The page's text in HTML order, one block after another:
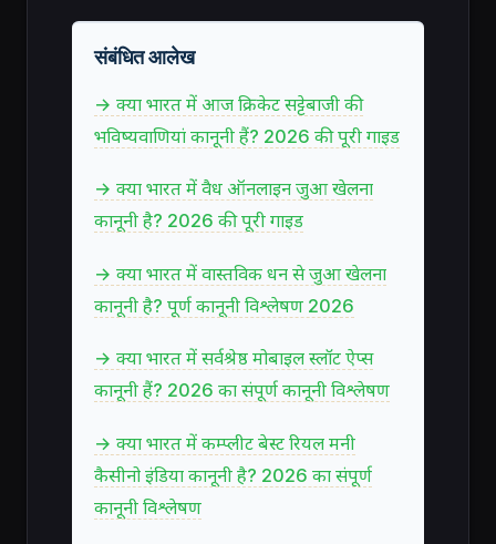
संबंधित आलेख
→ क्या भारत में आज क्रिकेट सट्टेबाजी की
भविष्यवाणियां कानूनी हैं? 2026 की पूरी गाइड
→ क्या भारत में वैध ऑनलाइन जुआ खेलना
कानूनी है? 2026 की पूरी गाइड
→ क्या भारत में वास्तविक धन से जुआ खेलना
कानूनी है? पूर्ण कानूनी विश्लेषण 2026
→ क्या भारत में सर्वश्रेष्ठ मोबाइल स्लॉट ऐप्स
कानूनी हैं? 2026 का संपूर्ण कानूनी विश्लेषण
→ क्या भारत में कम्प्लीट बेस्ट रियल मनी
कैसीनो इंडिया कानूनी है? 2026 का संपूर्ण
कानूनी विश्लेषण